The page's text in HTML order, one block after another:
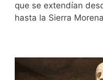
que se extendían
hasta la Sierra